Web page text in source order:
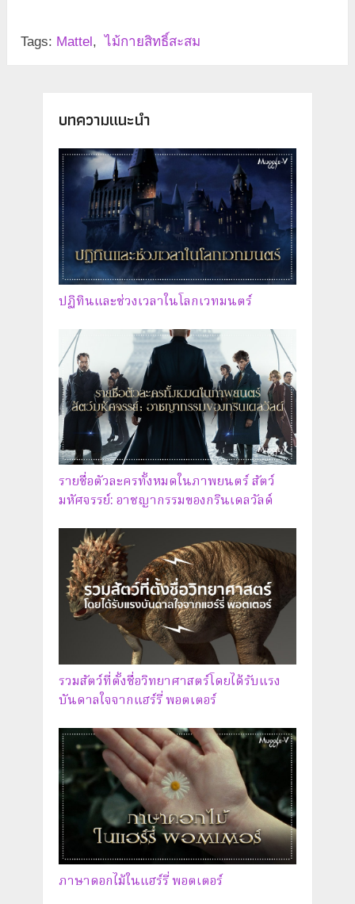
Tags: Mattel, ไม้กายสิทธิ์สะสม
บทความแนะนำ
ปฏิทินและช่วงเวลาในโลกเวทมนตร์
รายชื่อตัวละครทั้งหมดในภาพยนตร์ สัตว์
มหัศจรรย์: อาชญากรรมของกรินเดลวัลด์
รวมสัตว์ที่ตั้งชื่อวิทยาศาสตร์โดยได้รับแรง
บันดาลใจจากแฮร์รี่ พอตเตอร์
ภาษาดอกไม้ในแฮร์รี่ พอตเตอร์